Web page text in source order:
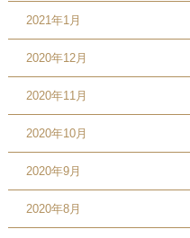
2021年1月
2020年12月
2020年11月
2020年10月
2020年9月
2020年8月